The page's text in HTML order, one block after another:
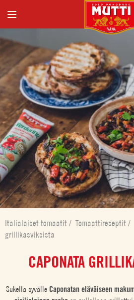
Italialaiset tomaatit / Tomaattireseptit /
grillikasviksista
CAPONATA
Sukella syvälle Caponatan eläväiseen